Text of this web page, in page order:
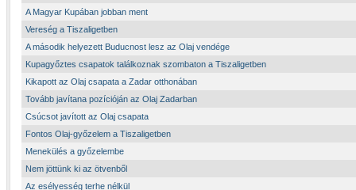
A Magyar Kupában jobban ment
Vereség a Tiszaligetben
A második helyezett Buducnost lesz az Olaj vendége
Kupagyőztes csapatok találkoznak szombaton a Tiszaligetben
Kikapott az Olaj csapata a Zadar otthonában
Tovább javítana pozícióján az Olaj Zadarban
Csúcsot javított az Olaj csapata
Fontos Olaj-győzelem a Tiszaligetben
Menekülés a győzelembe
Nem jöttünk ki az ötvenből
Az esélyesség terhe nélkül